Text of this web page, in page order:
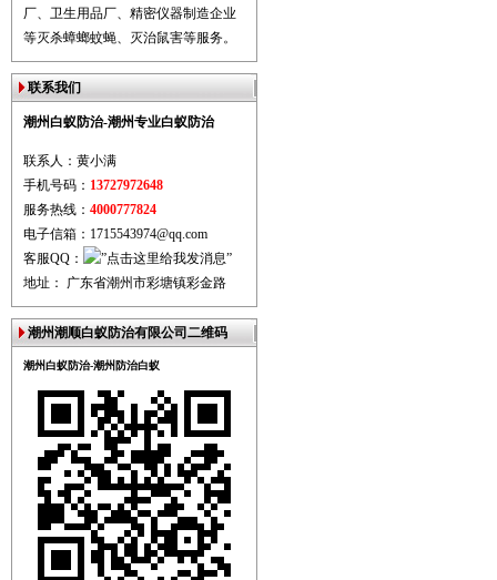
厂、卫生用品厂、精密仪器制造企业
等灭杀蟑螂蚊蝇、灭治鼠害等服务。
联系我们
潮州白蚁防治-潮州专业白蚁防治
联系人：黄小满
手机号码： 13727972648
服务热线： 4000777824
电子信箱：1715543974@qq.com
客服QQ：
地址： 广东省潮州市彩塘镇彩金路
潮州潮顺白蚁防治有限公司二维码
潮州白蚁防治-潮州防治白蚁